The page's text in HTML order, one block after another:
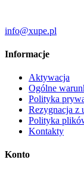
info@xupe.pl
Informacje
Aktywacja
Ogólne
Polityka
Rezygnacja z
Polityka
Kontakty
Konto